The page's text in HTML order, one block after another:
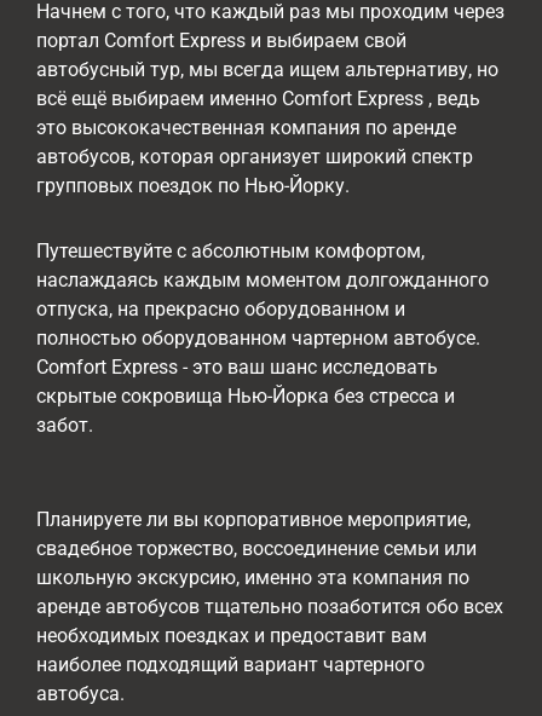
Начнем с того, что каждый раз мы проходим через
портал Comfort Express и выбираем свой
автобусный тур, мы всегда ищем альтернативу, но
всё ещё выбираем именно Comfort Express , ведь
это высококачественная компания по аренде
автобусов, которая организует широкий спектр
групповых поездок по Нью-Йорку.
Путешествуйте с абсолютным комфортом,
наслаждаясь каждым моментом долгожданного
отпуска, на прекрасно оборудованном и
полностью оборудованном чартерном автобусе.
Comfort Express - это ваш шанс исследовать
скрытые сокровища Нью-Йорка без стресса и
забот.
Планируете ли вы корпоративное мероприятие,
свадебное торжество, воссоединение семьи или
школьную экскурсию, именно эта компания по
аренде автобусов тщательно позаботится обо всех
необходимых поездках и предоставит вам
наиболее подходящий вариант чартерного
автобуса.